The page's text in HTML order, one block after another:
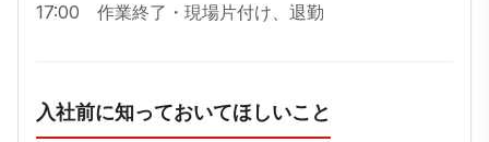
17:00　作業終了・現場片付け、退勤
入社前に知っておいてほしいこと